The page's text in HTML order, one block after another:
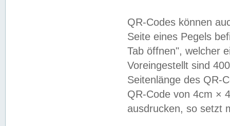
QR-Codes können
Seite eines Pegels
Tab öffnen", welcher
Voreingestellt sind
Seitenlänge des QR-
QR-Code von 4cm ×
ausdrucken, so setzt